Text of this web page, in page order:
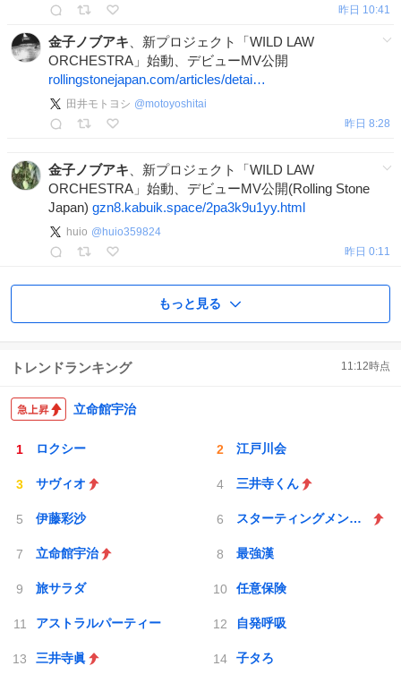
昨日 10:41
金子ノブアキ 、新プロジェクト「WILD LAW
ORCHESTRA」始動、デビューMV公開
rollingstonejapan.com/articles/detai…
田井モトヨシ @motoyoshitai
昨日 8:28
金子ノブアキ 、新プロジェクト「WILD LAW
ORCHESTRA」始動、デビューMV公開(Rolling Stone
Japan) gzn8.kabuik.space/2pa3k9u1yy.html
huio @ huio359824
昨日 0:11
もっと見る
トレンドランキング 11:12時点
立命館宇治
ロクシー 江戸川会
サヴィオ 三井寺くん
伊藤彩沙 スターティングメンバー
立命館宇治 最強漢
旅サラダ 任意保険
アストラルパーティー 自発呼吸
三井寺眞 子タろ